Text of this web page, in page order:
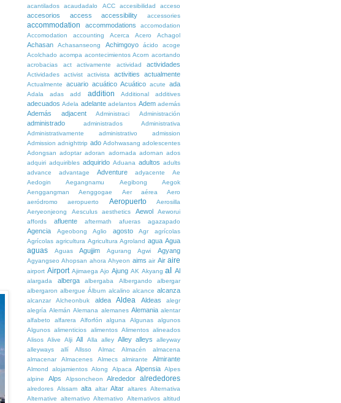
acantilados acaudadalo ACC accesibilidad acceso
accesorios access accessibility accessories
accommodation accommodations
accomodation
Accomodation
accounting Acerca Acero Achagol
Achasan Achasanseong Achimgoyo ácido
acoge
Acolchado acompa acontecimientos Acorn acortando
acrobacias
act activamente actividad actividades
Actividades activist activista activities actualmente
Actualmente acuario acuático Acuático acute ada
Adala adas add addition Additional additives
adecuados Adela adelante adelantos Adem además
Además adjacent Administraci Administración
administrado administrados
Administrativa
Administrativamente
administrativo
admission
Admission adnighttrip ado Adohwasang adolescentes
Adongsan adoptar adoran adornada adornan ados
adquiri adquiribles adquirido Aduana adultos adults
advance
advantage Adventure adyacente
Ae
Aedogin
Aegangnamu Aegibong
Aegok
Aenggangman
Aenggogae Aer aérea
Aero
aeródromo
aeropuerto Aeropuerto
Aerosilla
Aeryeonjeong
Aesculus aesthetics Aewol
Aeworui
affords
afluente aftermath afueras agazapado
Agencia Ageobong Aglio agosto Agr
agrícolas
Agrícolas agricultura Agricultura Agroland agua Agua
aguas Aguas Agujjim Agurang Agwi Agyang
Agyangseo Ahopsan ahora Ahyeon aims air Air aire
airport Airport Ajimaega Ajo Ajung AK Akyang al Al
alargada alberga albergaba Albergando
albergar
albergaron albergue Álbum alcalino alcance alcanza
alcanzar Alcheonbuk aldea Aldea Aldeas
alegr
alegría Alemán Alemana alemanes Alemania alentar
alfabeto
alfarera Alforfón alguna Algunas
algunos
Algunos alimenticios alimentos Alimentos alineados
Alisos Alive Alji All Alla alley Alley alleys
alleyway
alleyways
allí Allsso Almac Almacén
almacena
almacenar
Almacenes Almecs almirante Almirante
Almond alojamientos Along Alpaca Alpensia Alpes
alpine
Alps Alpsoncheon Alrededor alrededores
alredores Alssam alta altar Altar altares Alternativa
Alternative
alternativo Alternativo Alternativos altitud